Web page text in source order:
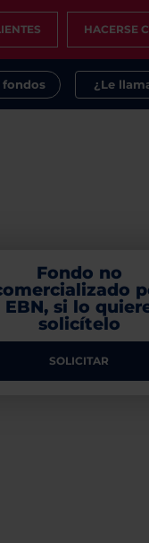
HACERSE
fondos ¿Le
Fondo no
EBN, si lo
solicítelo
SOLICITAR